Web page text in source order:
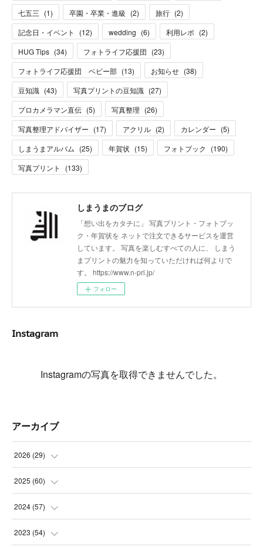
七五三 (1) 卒園・卒業・進級 (2) 旅行 (2)
記念日・イベント
(12) wedding (6) 利用レポ (2)
HUG Tips (34) フォトライフ応援団 (23)
フォトライフ応援団 ベビー部 (13) お知らせ (38)
豆知識 (43) 写真プリントの豆知識 (27)
プロカメラマン直伝 (5) 写真整理 (26)
写真整理アドバイザー (17) アクリル (2) カレンダー (5)
しまうまアルバム (25) 年賀状 (15) フォトブック (190)
写真プリント
(133)
しまうまのブログ
「想い出をカタチに」 写真プリント・フォトブッ
ク・年賀状を ネットで注文できるサービスを運営
しています。 写真を楽しむすべての人に、 しまう
まプリントの魅力を知っていただければ何よりで
す。 https://www.n-pri.jp/
フォロー
Instagram
Instagramの写真を取得できませんでした。
アーカイブ
2026 (29)
(5
(3
(7
2025 (60)
(3
(3
2024 (57)
(4
2023 (54)